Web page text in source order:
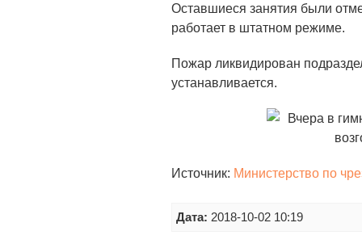
Оставшиеся занятия были
работает в штатном режиме.
Пожар ликвидирован
устанавливается.
Источник: Министерство по
Дата: 2018-10-02 10:19